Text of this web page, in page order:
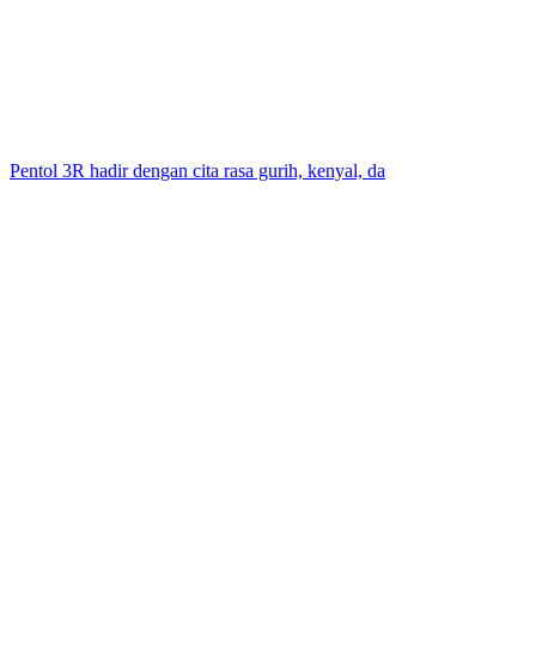
Pentol 3R hadir dengan cita rasa gurih, kenyal, da